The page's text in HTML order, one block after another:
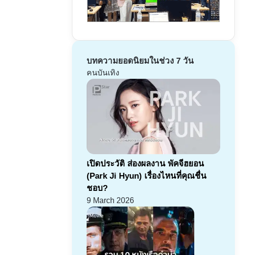
บทความยอดนิยมในช่วง 7 วัน
คนบันเทิง
เปิดประวัติ ส่องผลงาน พัคจีฮยอน
(Park Ji Hyun) เรื่องไหนที่คุณชื่น
ชอบ?
9 March 2026